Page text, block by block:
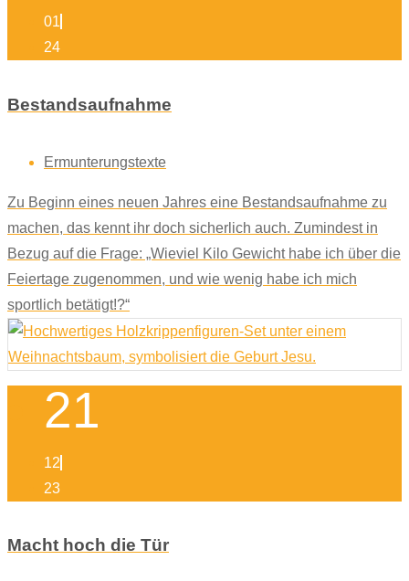
01
24
Bestandsaufnahme
Ermunterungstexte
Zu Beginn eines neuen Jahres eine Bestandsaufnahme zu
machen, das kennt ihr doch sicherlich auch. Zumindest in
Bezug auf die Frage: „Wieviel Kilo Gewicht habe ich über die
Feiertage zugenommen, und wie wenig habe ich mich
sportlich betätigt!?“
21
12
23
Macht hoch die Tür